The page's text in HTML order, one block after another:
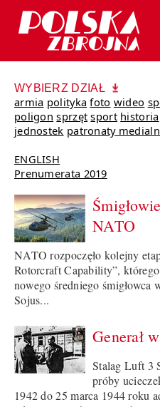
WYBIERZ DZIAŁ
armia polityka foto wideo
poligon sprzęt sport historia
jednostek patronaty
ENGLISH
Prenumerata 2019
NATO
NATO rozpoczęło kolejny
Rotorcraft Capability”,
nowego średniego śmigłowca
Sojus...
Generał
Stalag Luft 3
próby
1942 do 25 marca 1944 roku